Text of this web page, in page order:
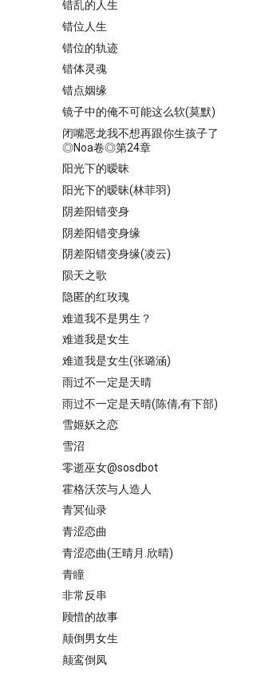
错乱的人生
错位人生
错位的轨迹
错体灵魂
错点姻缘
镜子中的俺不可能这么软(莫默)
闭嘴恶龙我不想再跟你生孩子了
◎Noa卷◎第24章
阳光下的暧昧
阳光下的暧昧(林菲羽)
阴差阳错变身
阴差阳错变身缘
阴差阳错变身缘(凌云)
陨天之歌
隐匿的红玫瑰
难道我不是男生？
难道我是女生
难道我是女生(张璐涵)
雨过不一定是天晴
雨过不一定是天晴(陈倩,有下部)
雪姬妖之恋
雪沼
零逝巫女@sosdbot
霍格沃茨与人造人
青冥仙录
青涩恋曲
青涩恋曲(王晴月.欣晴)
青瞳
非常反串
顾惜的故事
颠倒男女生
颠鸾倒凤